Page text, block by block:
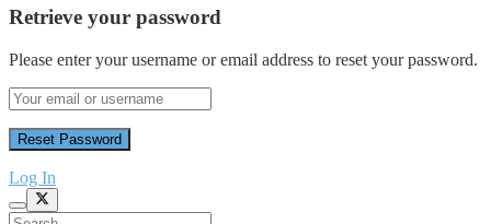
Retrieve your password
Please enter your username or email address to reset your password.
Log In